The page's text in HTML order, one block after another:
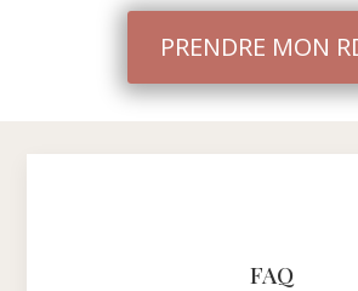
pour se détendre
encore 😊PRENDRE MON
FAQ